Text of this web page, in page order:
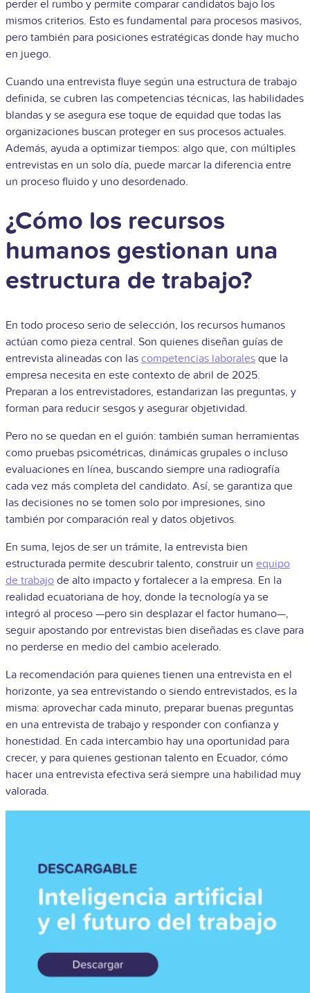
perder el rumbo y permite comparar candidatos bajo los
mismos criterios. Esto es fundamental para procesos masivos,
pero también para posiciones estratégicas donde hay mucho
en juego.
Cuando una entrevista fluye según una estructura de trabajo
definida, se cubren las competencias técnicas, las habilidades
blandas y se asegura ese toque de equidad que todas las
organizaciones buscan proteger en sus procesos actuales.
Además, ayuda a optimizar tiempos: algo que, con múltiples
entrevistas en un solo día, puede marcar la diferencia entre
un proceso fluido y uno desordenado.
¿Cómo los recursos
humanos gestionan una
estructura de trabajo?
En todo proceso serio de selección, los recursos humanos
actúan como pieza central. Son quienes diseñan guías de
entrevista alineadas con las competencias laborales que la
empresa necesita en este contexto de abril de 2025.
Preparan a los entrevistadores, estandarizan las preguntas, y
forman para reducir sesgos y asegurar objetividad.
Pero no se quedan en el guión: también suman herramientas
como pruebas psicométricas, dinámicas grupales o incluso
evaluaciones en línea, buscando siempre una radiografía
cada vez más completa del candidato. Así, se garantiza que
las decisiones no se tomen solo por impresiones, sino
también por comparación real y datos objetivos.
En suma, lejos de ser un trámite, la entrevista bien
estructurada permite descubrir talento, construir un equipo
de trabajo de alto impacto y fortalecer a la empresa. En la
realidad ecuatoriana de hoy, donde la tecnología ya se
integró al proceso —pero sin desplazar el factor humano—,
seguir apostando por entrevistas bien diseñadas es clave para
no perderse en medio del cambio acelerado.
La recomendación para quienes tienen una entrevista en el
horizonte, ya sea entrevistando o siendo entrevistados, es la
misma: aprovechar cada minuto, preparar buenas preguntas
en una entrevista de trabajo y responder con confianza y
honestidad. En cada intercambio hay una oportunidad para
crecer, y para quienes gestionan talento en Ecuador, cómo
hacer una entrevista efectiva será siempre una habilidad muy
valorada.